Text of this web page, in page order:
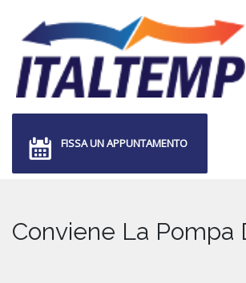
FISSA UN APPUNTAMENTO
Conviene La Pompa